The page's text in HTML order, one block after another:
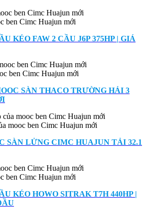
ben Cimc Huajun mới
KÉO FAW 2 CẦU J6P 375HP | GIÁ
ben Cimc Huajun mới
SÀN THACO TRƯỜNG HẢI 3
mooc ben Cimc Huajun mới
SÀN LỬNG CIMC HUAJUN TẢI 32.1
ben Cimc Huajun mới
KÉO HOWO SITRAK T7H 440HP |